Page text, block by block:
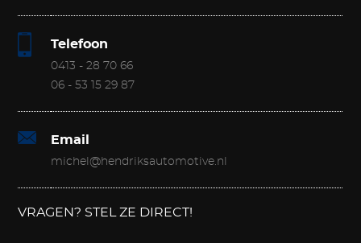
Telefoon
0413 - 28 70 66
06 - 53 15 29 87
Email
michel@hendriksautomotive.nl
VRAGEN? STEL ZE DIRECT!